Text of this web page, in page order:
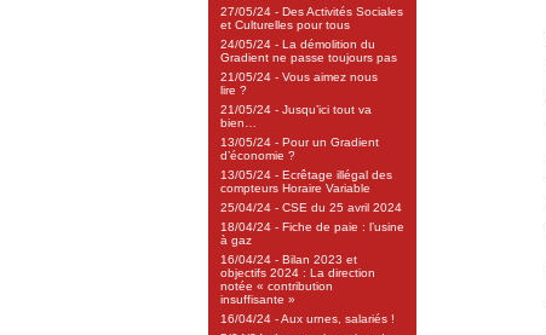
27/05/24 - Des Activités Sociales
et Culturelles pour tous
24/05/24 - La démolition du
Gradient ne passe toujours pas
21/05/24 - Vous aimez nous
lire ?
21/05/24 - Jusqu’ici tout va
bien…
13/05/24 - Pour un Gradient
d’économie ?
13/05/24 - Ecrêtage illégal des
compteurs Horaire Variable
25/04/24 - CSE du 25 avril 2024
18/04/24 - Fiche de paie : l’usine
à gaz
16/04/24 - Bilan 2023 et
objectifs 2024 : La direction
notée « contribution
insuffisante »
16/04/24 - Aux urnes, salariés !